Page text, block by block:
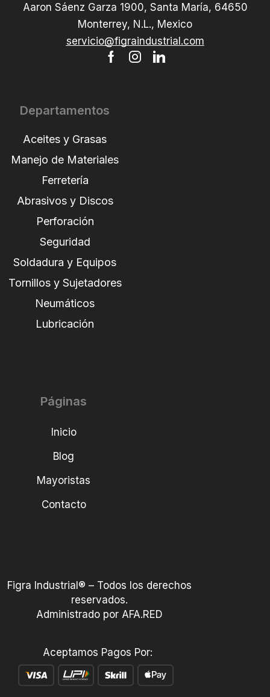
Aaron Sáenz Garza 1900, Santa María, 64650
Monterrey, N.L., Mexico
servicio@figraindustrial.com
Departamentos
Aceites y Grasas
Manejo de Materiales
Ferretería
Abrasivos y Discos
Perforación
Seguridad
Soldadura y Equipos
Tornillos y Sujetadores
Neumáticos
Lubricación
Páginas
Inicio
Blog
Mayoristas
Contacto
Figra Industrial® – Todos los derechos
reservados.
Administrado por AFA.RED
Aceptamos Pagos Por: